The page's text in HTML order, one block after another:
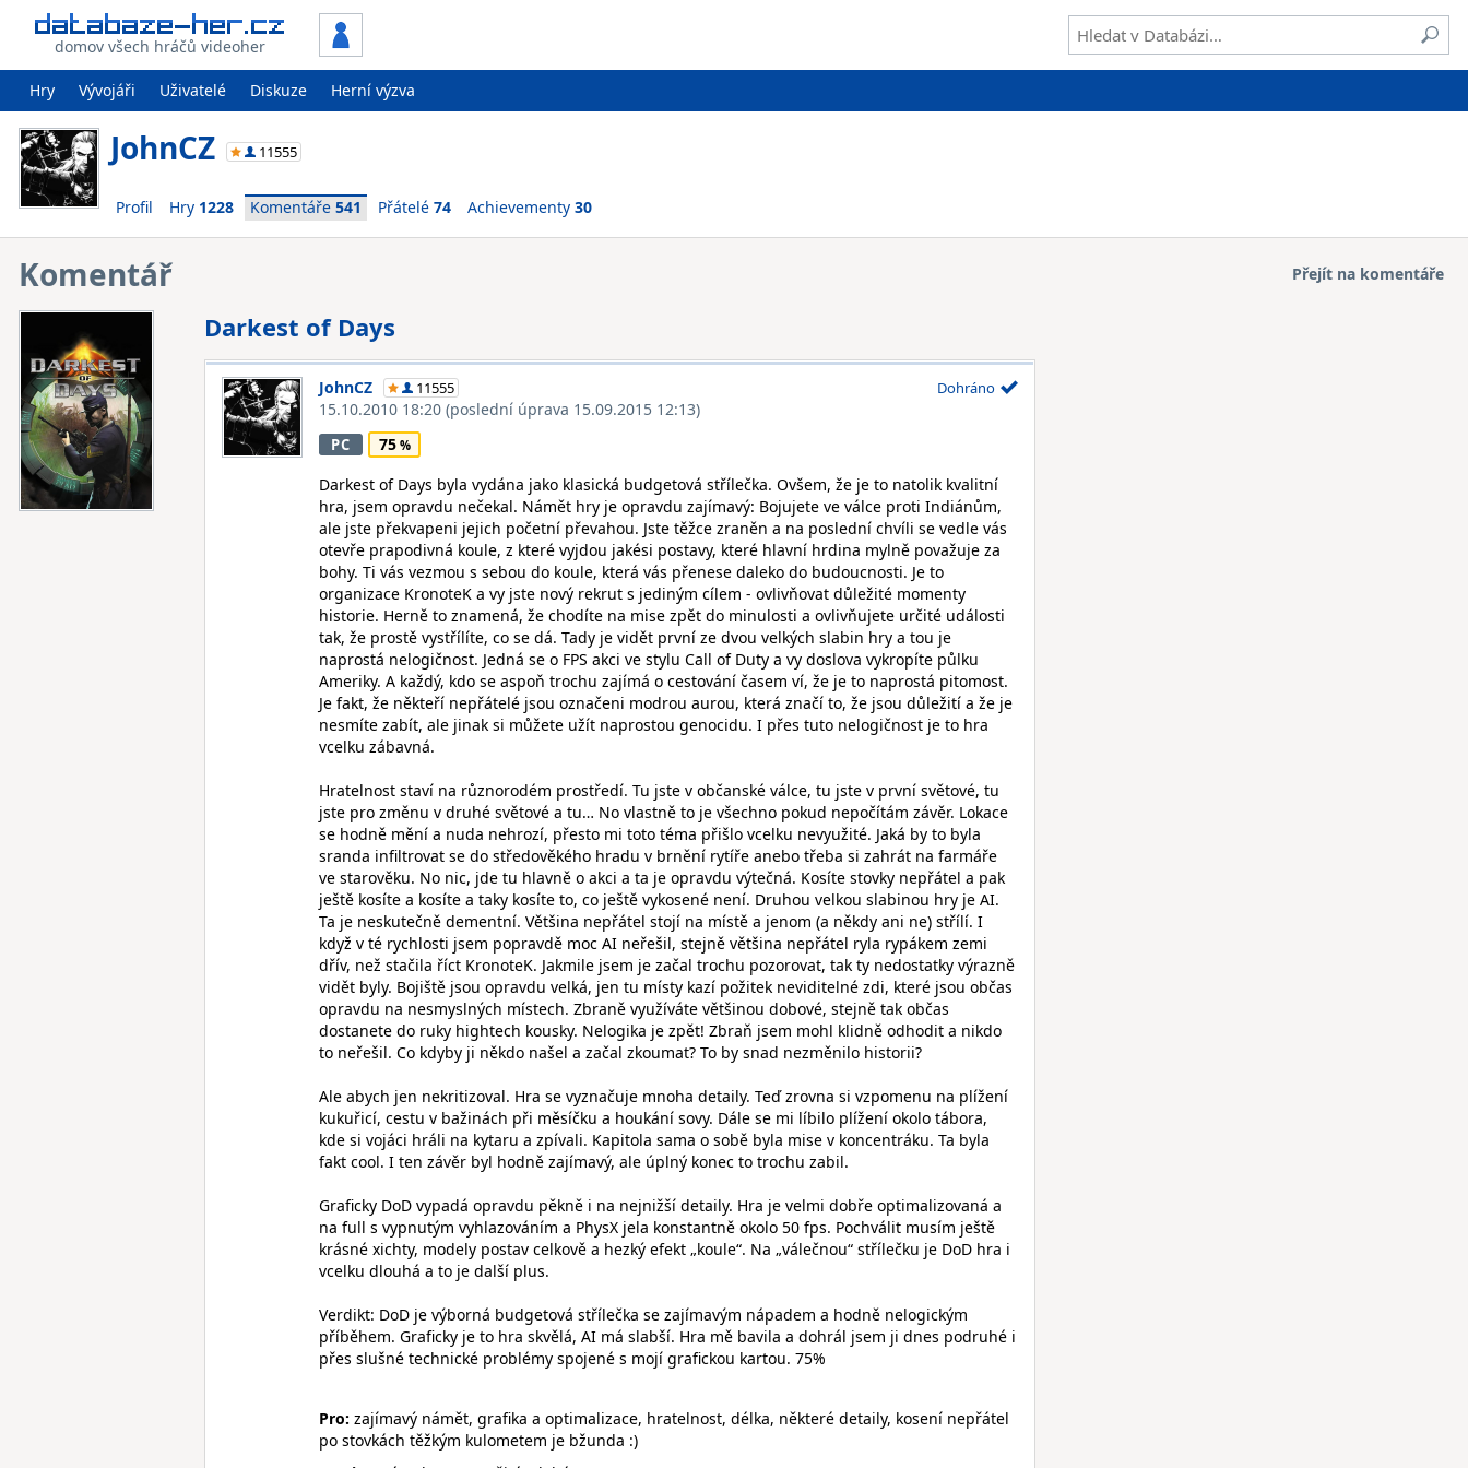
domov všech hráčů videoher
Hry Vývojáři Uživatelé Diskuze Herní výzva
JohnCZ 11555
Profil Hry 1228 Komentáře 541 Přátelé 74 Achievementy 30
Komentář Přejít na komentáře
Darkest of Days
JohnCZ 11555
15.10.2010 18:20 (poslední úprava 15.09.2015 12:13)
Dohráno
PC
75
Darkest of Days byla vydána jako klasická budgetová střílečka. Ovšem, že je to natolik kvalitní
hra, jsem opravdu nečekal. Námět hry je opravdu zajímavý: Bojujete ve válce proti Indiánům,
ale jste překvapeni jejich početní převahou. Jste těžce zraněn a na poslední chvíli se vedle vás
otevře prapodivná koule, z které vyjdou jakési postavy, které hlavní hrdina mylně považuje za
bohy. Ti vás vezmou s sebou do koule, která vás přenese daleko do budoucnosti. Je to
organizace KronoteK a vy jste nový rekrut s jediným cílem - ovlivňovat důležité momenty
historie. Herně to znamená, že chodíte na mise zpět do minulosti a ovlivňujete určité události
tak, že prostě vystřílíte, co se dá. Tady je vidět první ze dvou velkých slabin hry a tou je
naprostá nelogičnost. Jedná se o FPS akci ve stylu Call of Duty a vy doslova vykropíte půlku
Ameriky. A každý, kdo se aspoň trochu zajímá o cestování časem ví, že je to naprostá pitomost.
Je fakt, že někteří nepřátelé jsou označeni modrou aurou, která značí to, že jsou důležití a že je
nesmíte zabít, ale jinak si můžete užít naprostou genocidu. I přes tuto nelogičnost je to hra
vcelku zábavná.
Hratelnost staví na různorodém prostředí. Tu jste v občanské válce, tu jste v první světové, tu
jste pro změnu v druhé světové a tu… No vlastně to je všechno pokud nepočítám závěr. Lokace
se hodně mění a nuda nehrozí, přesto mi toto téma přišlo vcelku nevyužité. Jaká by to byla
sranda infiltrovat se do středověkého hradu v brnění rytíře anebo třeba si zahrát na farmáře
ve starověku. No nic, jde tu hlavně o akci a ta je opravdu výtečná. Kosíte stovky nepřátel a pak
ještě kosíte a kosíte a taky kosíte to, co ještě vykosené není. Druhou velkou slabinou hry je AI.
Ta je neskutečně dementní. Většina nepřátel stojí na místě a jenom (a někdy ani ne) střílí. I
když v té rychlosti jsem popravdě moc AI neřešil, stejně většina nepřátel ryla rypákem zemi
dřív, než stačila říct KronoteK. Jakmile jsem je začal trochu pozorovat, tak ty nedostatky výrazně
vidět byly. Bojiště jsou opravdu velká, jen tu místy kazí požitek neviditelné zdi, které jsou občas
opravdu na nesmyslných místech. Zbraně využíváte většinou dobové, stejně tak občas
dostanete do ruky hightech kousky. Nelogika je zpět! Zbraň jsem mohl klidně odhodit a nikdo
to neřešil. Co kdyby ji někdo našel a začal zkoumat? To by snad nezměnilo historii?
Ale abych jen nekritizoval. Hra se vyznačuje mnoha detaily. Teď zrovna si vzpomenu na plížení
kukuřicí, cestu v bažinách při měsíčku a houkání sovy. Dále se mi líbilo plížení okolo tábora,
kde si vojáci hráli na kytaru a zpívali. Kapitola sama o sobě byla mise v koncentráku. Ta byla
fakt cool. I ten závěr byl hodně zajímavý, ale úplný konec to trochu zabil.
Graficky DoD vypadá opravdu pěkně i na nejnižší detaily. Hra je velmi dobře optimalizovaná a
na full s vypnutým vyhlazováním a PhysX jela konstantně okolo 50 fps. Pochválit musím ještě
krásné xichty, modely postav celkově a hezký efekt „koule“. Na „válečnou“ střílečku je DoD hra i
vcelku dlouhá a to je další plus.
Verdikt: DoD je výborná budgetová střílečka se zajímavým nápadem a hodně nelogickým
příběhem. Graficky je to hra skvělá, AI má slabší. Hra mě bavila a dohrál jsem ji dnes podruhé i
přes slušné technické problémy spojené s mojí grafickou kartou. 75%
Pro: zajímavý námět, grafika a optimalizace, hratelnost, délka, některé detaily, kosení nepřátel
po stovkách těžkým kulometem je bžunda :)